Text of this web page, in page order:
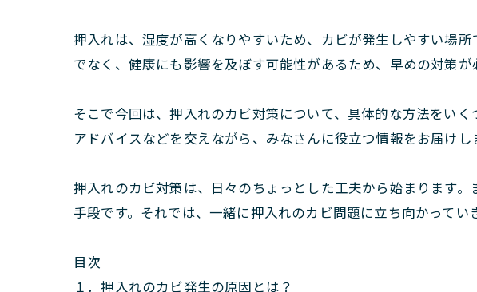
押入れは、湿度が高くなりやすいため、カビが発生しやすい場
でなく、健康にも影響を及ぼす可能性があるため、早めの対策が
そこで今回は、押入れのカビ対策について、具体的な方法をい
アドバイスなどを交えながら、みなさんに役立つ情報をお届けし
押入れのカビ対策は、日々のちょっとした工夫から始まります
手段です。それでは、一緒に押入れのカビ問題に立ち向かってい
目次
１．押入れのカビ発生の原因とは？